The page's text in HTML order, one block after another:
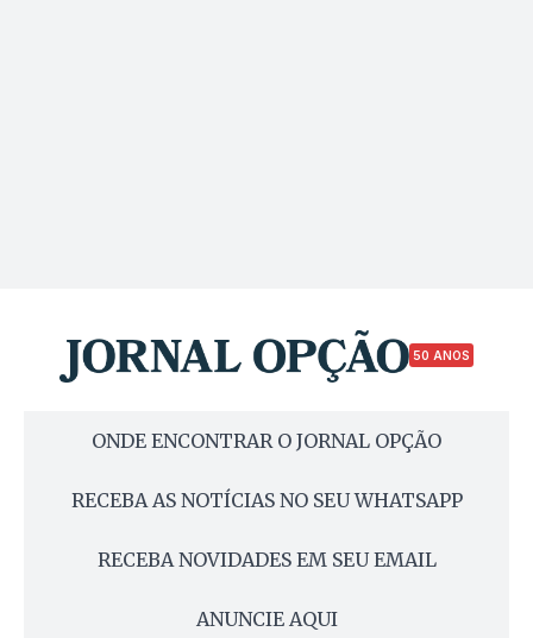
50 ANOS
ONDE ENCONTRAR O JORNAL OPÇÃO
RECEBA AS NOTÍCIAS NO SEU WHATSAPP
RECEBA NOVIDADES EM SEU EMAIL
ANUNCIE AQUI